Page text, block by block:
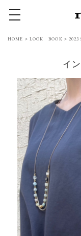
toggle navigation
HOME > LOOK BOOK > 2023
イ